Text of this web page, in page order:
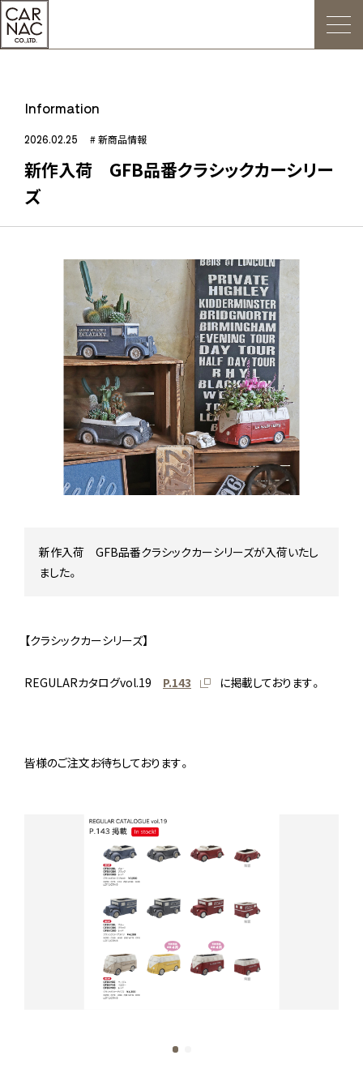
トップ
ごあいさつ
Web発注について
お知らせ
会社概要
デジタルカタログ
販促用POP
Stock status
在庫/商品情報
Instagram
Information
2026.02.25 # 新商品情報
新作入荷 GFB品番クラシックカーシリー
ズ
新作入荷 GFB品番クラシックカーシリーズが入荷いたし
ました。
【クラシックカーシリーズ】
REGULARカタログvol.19 P.143 に掲載しております。
皆様のご注文お待ちしております。